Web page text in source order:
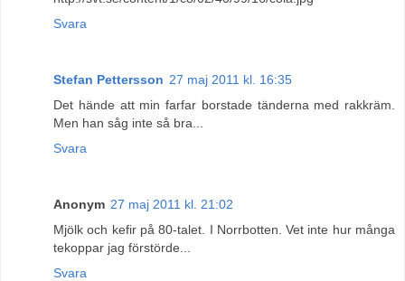
Svara
Stefan Pettersson 27 maj 2011 kl. 16:35
Det hände att min farfar borstade tänderna med rakkräm.
Men han såg inte så bra...
Svara
Anonym 27 maj 2011 kl. 21:02
Mjölk och kefir på 80-talet. I Norrbotten. Vet inte hur många
tekoppar jag förstörde...
Svara